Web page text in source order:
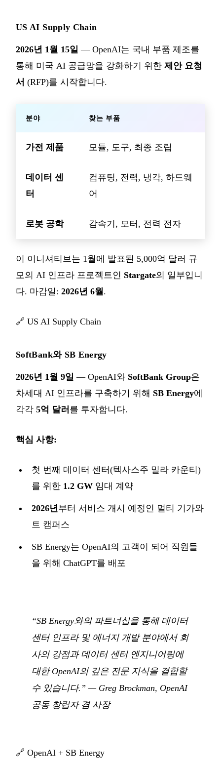
US AI Supply Chain
2026년 1월 15일 — OpenAI는 국내 부품 제조를
통해 미국 AI 공급망을 강화하기 위한 제안 요청
서 (RFP)를 시작합니다.
분야 찾는 부품
가전 제품 모듈, 도구, 최종 조립
데이터 센
터
컴퓨팅, 전력, 냉각, 하드웨
어
로봇 공학 감속기, 모터, 전력 전자
이 이니셔티브는 1월에 발표된 5,000억 달러 규
모의 AI 인프라 프로젝트인 Stargate의 일부입니
다. 마감일: 2026년 6월.
🔗 US AI Supply Chain
SoftBank와 SB Energy
2026년 1월 9일 — OpenAI와 SoftBank Group은
차세대 AI 인프라를 구축하기 위해 SB Energy에
각각 5억 달러 를 투자합니다.
핵심 사항:
첫 번째 데이터 센터(텍사스주 밀라 카운티)
를 위한 1.2 GW 임대 계약
2026년부터 서비스 개시 예정인 멀티 기가와
트 캠퍼스
SB Energy는 OpenAI의 고객이 되어 직원들
을 위해 ChatGPT를 배포
“SB Energy와의 파트너십을 통해 데이터
센터 인프라 및 에너지 개발 분야에서 회
사의 강점과 데이터 센터 엔지니어링에
대한 OpenAI의 깊은 전문 지식을 결합할
수 있습니다.” — Greg Brockman, OpenAI
공동 창립자 겸 사장
🔗 OpenAI + SB Energy